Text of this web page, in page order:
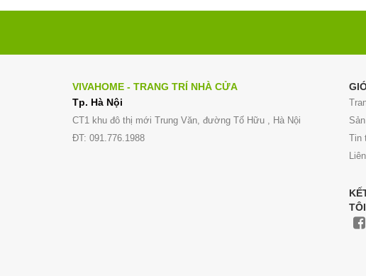
VIVAHOME - TRANG TRÍ NHÀ CỬA
Tp. Hà Nội
CT1 khu đô thị mới Trung Văn, đường Tố Hữu , Hà Nội
ĐT: 091.776.1988
Tin
TÔI